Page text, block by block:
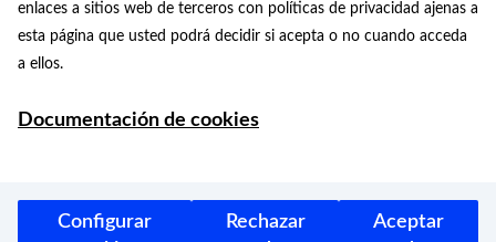
enlaces a sitios web de terceros con políticas de privacidad ajenas a
esta página que usted podrá decidir si acepta o no cuando acceda
a ellos.
Documentación de cookies
Configurar
Rechazar
Aceptar
Book presentation “El Salón del Prado.
World Heritage”
Discover the birds of the
Protección de datos Aviso legal Accesibilidad